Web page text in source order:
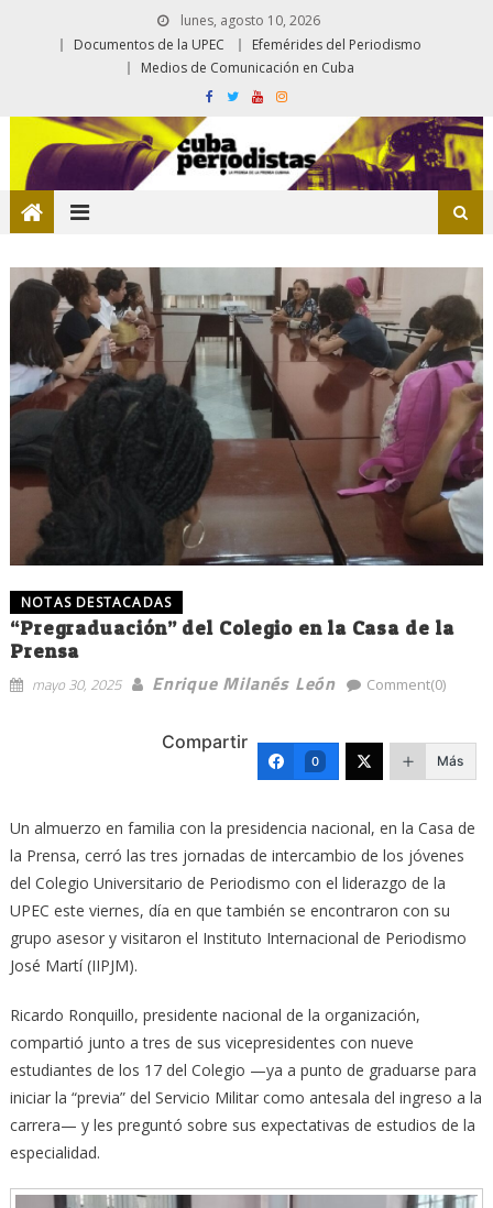
lunes, agosto 10, 2026
Documentos de la UPEC
Efemérides del Periodismo
Medios de Comunicación en Cuba
NOTAS DESTACADAS
“Pregraduación” del Colegio en la Casa de la
Prensa
mayo 30, 2025 Enrique Milanés León Comment(0)
Compartir
0 Más
Un almuerzo en familia con la presidencia nacional, en la Casa de
la Prensa, cerró las tres jornadas de intercambio de los jóvenes
del Colegio Universitario de Periodismo con el liderazgo de la
UPEC este viernes, día en que también se encontraron con su
grupo asesor y visitaron el Instituto Internacional de Periodismo
José Martí (IIPJM).
Ricardo Ronquillo, presidente nacional de la organización,
compartió junto a tres de sus vicepresidentes con nueve
estudiantes de los 17 del Colegio —ya a punto de graduarse para
iniciar la “previa” del Servicio Militar como antesala del ingreso a la
carrera— y les preguntó sobre sus expectativas de estudios de la
especialidad.